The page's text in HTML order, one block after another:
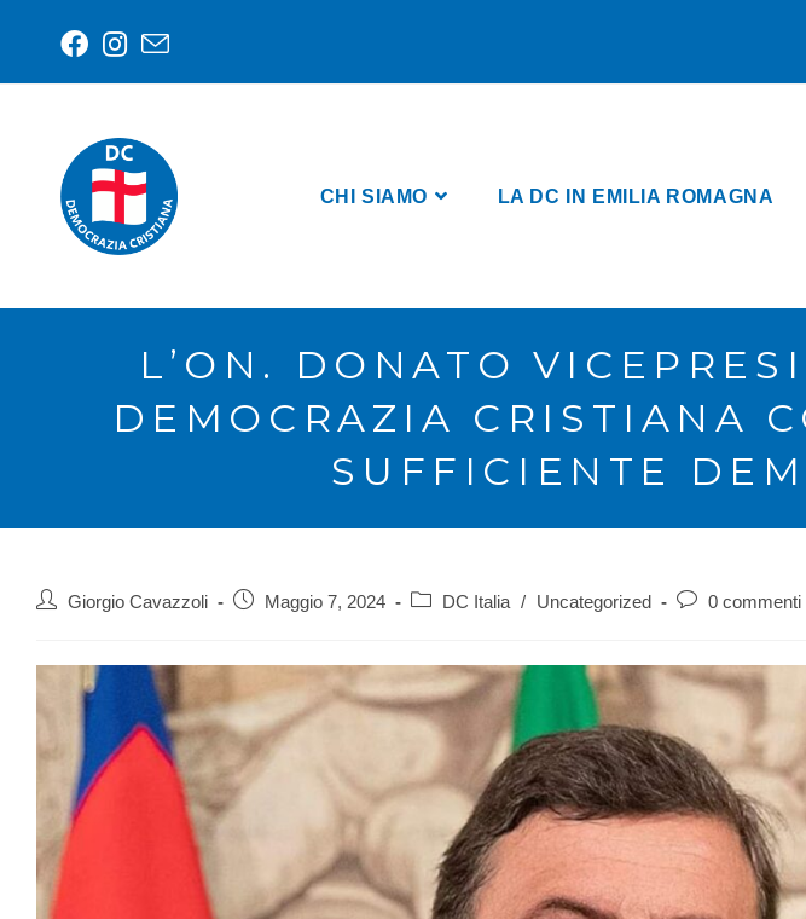
CHI SIAMO LA DC IN EMILIA ROMAGNA
L’ON. DONATO
DEMOCRAZIA CRISTIANA
SUFFICIENTE
Giorgio Cavazzoli Maggio 7, 2024 DC Italia / Uncategorized 0 commenti